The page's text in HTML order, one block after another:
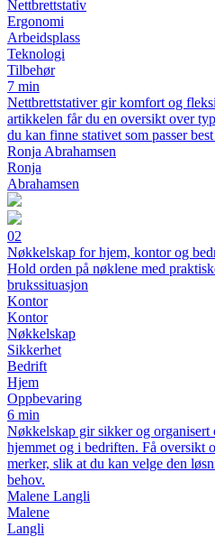
Nettbrettstativ
Ergonomi
Arbeidsplass
Teknologi
Tilbehør
7 min
Nettbrettstativer gir komfort og
artikkelen får du en oversikt over
du kan finne stativet som passer
Ronja Abrahamsen
Ronja
Abrahamsen
02
Nøkkelskap for hjem, kontor og
Hold orden på nøklene med
brukssituasjon
Kontor
Kontor
Nøkkelskap
Sikkerhet
Bedrift
Hjem
Oppbevaring
6 min
Nøkkelskap gir sikker og organisert
hjemmet og i bedriften. Få oversikt
merker, slik at du kan velge den
behov.
Malene Langli
Malene
Langli